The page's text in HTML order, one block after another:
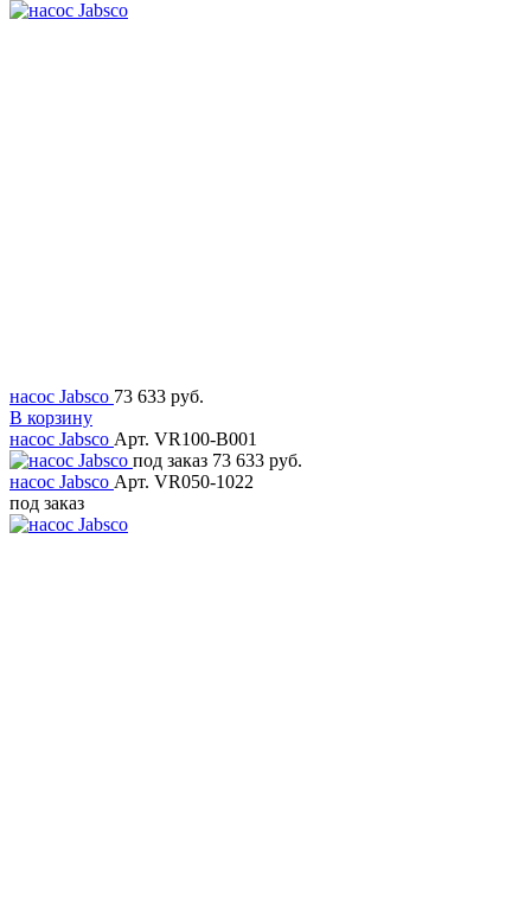
насос Jabsco 73 633 руб.
В корзину
насос Jabsco Арт. VR100-B001
под заказ 73 633 руб.
насос Jabsco Арт. VR050-1022
под заказ